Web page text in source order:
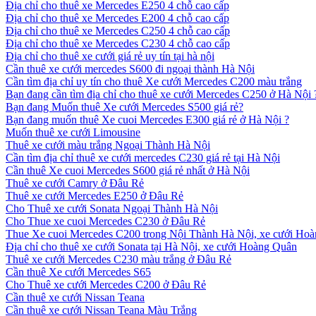
Địa chỉ cho thuê xe Mercedes E250 4 chỗ cao cấp
Địa chỉ cho thuê xe Mercedes E200 4 chỗ cao cấp
Địa chỉ cho thuê xe Mercedes C250 4 chỗ cao cấp
Địa chỉ cho thuê xe Mercedes C230 4 chỗ cao cấp
Địa chỉ cho thuê xe cưới giá rẻ uy tín tại hà nội
Cần thuê xe cưới mercedes S600 đi ngoại thành Hà Nội
Cần tìm địa chỉ uy tín cho thuê Xe cưới Mercedes C200 màu trắng
Bạn đang cần tìm địa chỉ cho thuê xe cưới Mercedes C250 ở Hà Nội
Bạn đang Muốn thuê Xe cưới Mercedes S500 giá rẻ?
Bạn đang muốn thuê Xe cuoi Mercedes E300 giá rẻ ở Hà Nội ?
Muốn thuê xe cưới Limousine
Thuê xe cưới màu trắng Ngoại Thành Hà Nội
Cần tìm địa chỉ thuê xe cưới mercedes C230 giá rẻ tại Hà Nội
Cần thuê Xe cuoi Mercedes S600 giá rẻ nhất ở Hà Nội
Thuê xe cưới Camry ở Đâu Rẻ
Thuê xe cưới Mercedes E250 ở Đâu Rẻ
Cho Thuê xe cưới Sonata Ngoại Thành Hà Nội
Cho Thue xe cuoi Mercedes C230 ở Đâu Rẻ
Thue Xe cuoi Mercedes C200 trong Nội Thành Hà Nội, xe cưới
Địa chỉ cho thuê xe cưới Sonata tại Hà Nội, xe cưới Hoàng Quân
Thuê xe cưới Mercedes C230 màu trắng ở Đâu Rẻ
Cần thuê Xe cưới Mercedes S65
Cho Thuê xe cưới Mercedes C200 ở Đâu Rẻ
Cần thuê xe cưới Nissan Teana
Cần thuê xe cưới Nissan Teana Màu Trắng